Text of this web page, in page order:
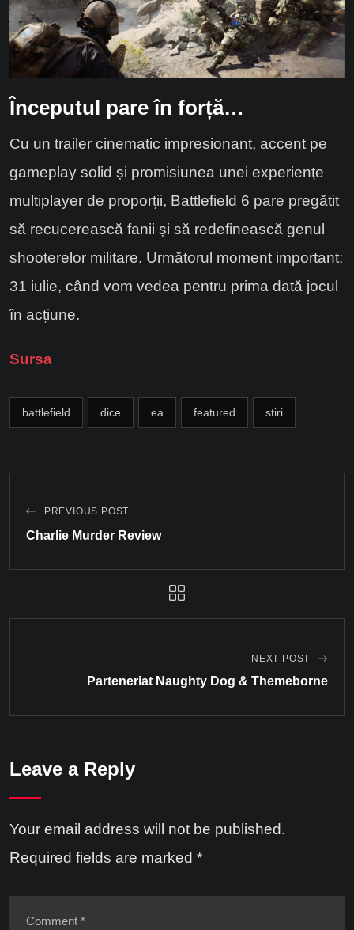
Începutul pare în forță…
Cu un trailer cinematic impresionant, accent pe
gameplay solid și promisiunea unei experiențe
multiplayer de proporții, Battlefield 6 pare pregătit
să recucerească fanii și să redefinească genul
shooterelor militare. Următorul moment important:
31 iulie, când vom vedea pentru prima dată jocul
în acțiune.
Sursa
battlefield dice ea featured stiri
PREVIOUS POST
Charlie Murder Review
NEXT POST
Parteneriat Naughty Dog & Themeborne
Leave a Reply
Your email address will not be published.
Required fields are marked *